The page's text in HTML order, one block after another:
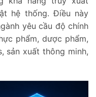
hệ thống. Điều này
yêu cầu độ chính
phẩm, dược phẩm,
sản xuất thông minh,